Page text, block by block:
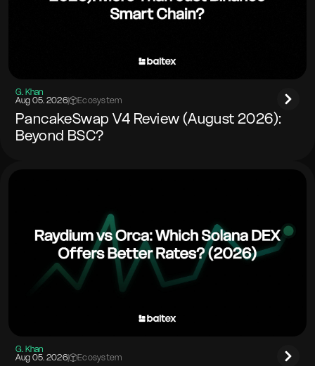
G. Khan
Aug 05. 2026| Ecosystem
PancakeSwap V4 Review (August 2026):
Beyond BSC?
G. Khan
Aug 05. 2026| Ecosystem